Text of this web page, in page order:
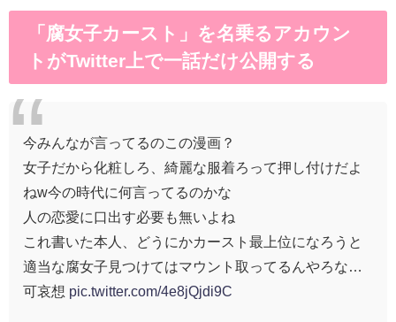
「腐女子カースト」を名乗るアカウン
トがTwitter上で一話だけ公開する
今みんなが言ってるのこの漫画？
女子だから化粧しろ、綺麗な服着ろって押し付けだよ
ねw今の時代に何言ってるのかな
人の恋愛に口出す必要も無いよね
これ書いた本人、どうにかカースト最上位になろうと
適当な腐女子見つけてはマウント取ってるんやろな…
可哀想 pic.twitter.com/4e8jQjdi9C